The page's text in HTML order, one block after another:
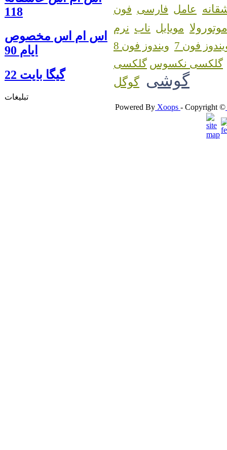
118
اس ام اس مخصوص
ایام 90
گيگا بايت 22
تبلیغات
عامل فارسی فون
موتورولا مویایل ناب نرم
فون 7
ویندوز فون 8
گلکسی نکسوس
گوشی گوگل
Powered By Xoops - Copyright ©